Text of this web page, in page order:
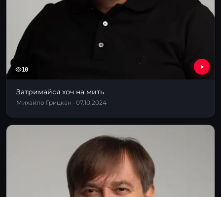
10
Затримайся хоч на мить
Михайло Грицкан · 07.10.2024